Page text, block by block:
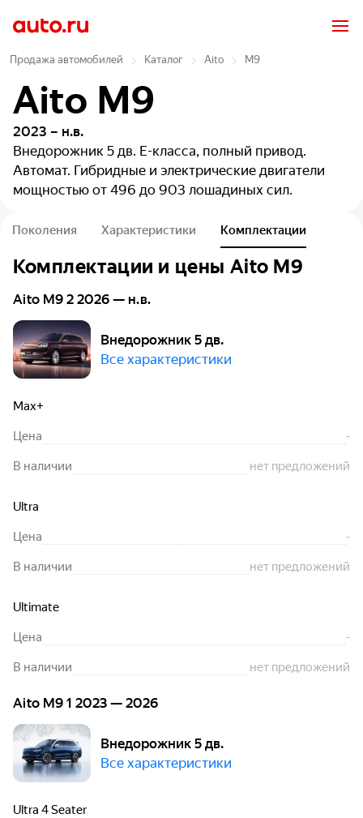
Продажа автомобилей Каталог Aito M9
Aito M9
2023 – н.в.
Внедорожник 5 дв. E-класса, полный привод.
Автомат. Гибридные и электрические двигатели
мощностью от 496 до 903 лошадиных сил.
Поколения Характеристики Комплектации
Комплектации и цены Aito M9
Aito M9 2 2026 — н.в.
Внедорожник 5 дв.
Все характеристики
Max+
Цена -
В наличии нет предложений
Ultra
Цена -
В наличии нет предложений
Ultimate
Цена -
В наличии нет предложений
Aito M9 1 2023 — 2026
Внедорожник 5 дв.
Все характеристики
Ultra 4 Seater